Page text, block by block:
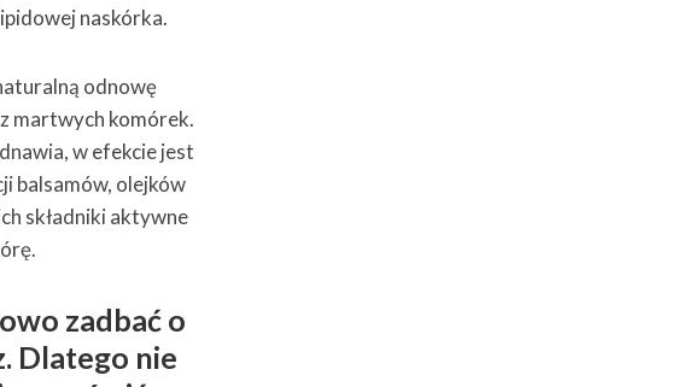
naskórka.
odnowę
martwych komórek.
w efekcie jest
balsamów, olejków
składniki aktywne
zadbać o
Dlatego nie